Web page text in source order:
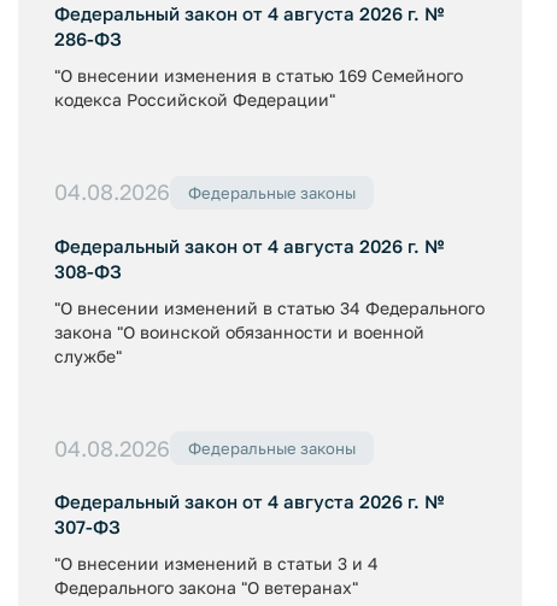
Федеральный закон от 4 августа 2026 г. №
286-ФЗ
"О внесении изменения в статью 169 Семейного
кодекса Российской Федерации"
04.08.2026 Федеральные законы
Федеральный закон от 4 августа 2026 г. №
308-ФЗ
"О внесении изменений в статью 34 Федерального
закона "О воинской обязанности и военной
службе"
04.08.2026 Федеральные законы
Федеральный закон от 4 августа 2026 г. №
307-ФЗ
"О внесении изменений в статьи 3 и 4
Федерального закона "О ветеранах"